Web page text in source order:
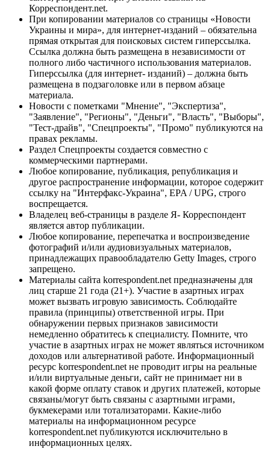
Корреспондент.net.
При копировании материалов со страницы «Новости
Украины и мира», для интернет-изданий – обязательна
прямая открытая для поисковых систем гиперссылка.
Ссылка должна быть размещена в независимости от
полного либо частичного использования материалов.
Гиперссылка (для интернет- изданий) – должна быть
размещена в подзаголовке или в первом абзаце
материала.
Новости с пометками "Мнение", "Экспертиза",
"Заявление", "Регионы", "Деньги", "Власть", "Выборы",
"Тест-драйв", "Спецпроекты", "Промо" публикуются на
правах рекламы.
Раздел Спецпроекты создается совместно с
коммерческими партнерами.
Любое копирование, публикация, републикация и
другое распространение информации, которое содержит
ссылку на "Интерфакс-Украина", EPA / UPG, строго
воспрещается.
Владелец веб-страницы в разделе Я- Корреспондент
является автор публикации.
Любое копирование, перепечатка и воспроизведение
фотографий и/или аудиовизуальных материалов,
принадлежащих правообладателю Getty Images, строго
запрещено.
Материалы сайта korrespondent.net предназначены для
лиц старше 21 года (21+). Участие в азартных играх
может вызвать игровую зависимость. Соблюдайте
правила (принципы) ответственной игры. При
обнаружении первых признаков зависимости
немедленно обратитесь к специалисту. Помните, что
участие в азартных играх не может являться источником
доходов или альтернативой работе. Информационный
ресурс korrespondent.net не проводит игры на реальные
и/или виртуальные деньги, сайт не принимает ни в
какой форме оплату ставок и других платежей, которые
связаны/могут быть связаны с азартными играми,
букмекерами или тотализаторами. Какие-либо
материалы на информационном ресурсе
korrespondent.net публикуются исключительно в
информационных целях.